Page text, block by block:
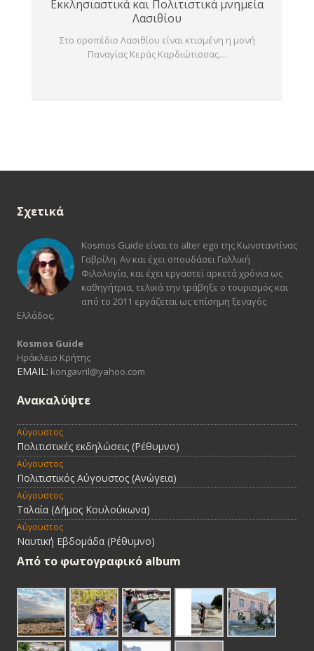
Εκκλησιαστικά και Πολιτιστικά μνημεία
Λασιθίου
Στο οροπέδιο Λασιθίου είναι κτισμένη η μονή
Παναγίας Κεράς Καρδιώτισσας....
Σχετικά
Kosmos Guide είναι το alter ego της Κωνσταντίνας
Γαβρίλη. Αν και έχει σπουδάσει Γαλλική
Φιλολογία, και έχει εργαστεί αρκετά χρόνια ως
καθηγήτρια, τελικά την τράβηξε ο τουρισμός και
από το 2011 εργάζεται ως επίσημη ξεναγός
Ελλάδος.
Kosmos Guide
Ηράκλειο Κρήτης
EMAIL: kongavril@yahoo.com
Ανακαλύψτε
Αύγουστος
Πολιτιστικές εκδηλώσεις (Ρέθυμνο)
Αύγουστος
Πολιτιστικός Αύγουστος (Ανώγεια)
Αύγουστος
Ταλαία (Δήμος Κουλούκωνα)
Αύγουστος
Ναυτική Εβδομάδα (Ρέθυμνο)
Από τo φωτογραφικό album